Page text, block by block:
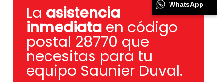
La asistencia
inmediataen código
postal 28770 que
necesitas para tu
equipo Saunier Duval.
WhatsApp